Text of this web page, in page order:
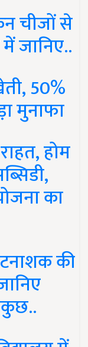
चीजों से
जानिए..
50%
मुनाफा
होम
का
की